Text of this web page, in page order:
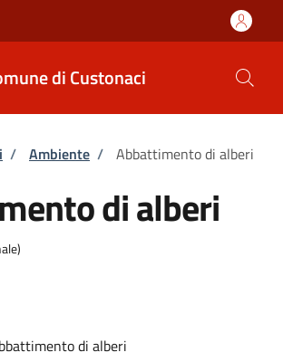
di Custonaci
pane
/ Ambiente / Abbattimento di alberi
di alberi
di alberi